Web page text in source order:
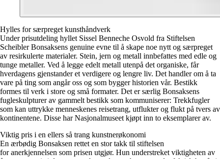
Hylles for særpreget kunsthåndverk
Under prisutdeling hyllet Sissel Benneche Osvold fra Stiftelsen
Scheibler Bonsaksens genuine evne til å skape noe nytt og særpreget
av resirkulerte materialer. Stein, jern og metall innbefattes med edle og
tunge metaller. Ved å legge edelt metall utenpå det organiske, får
hverdagens gjenstander et verdigere og lengre liv. Det handler om å ta
vare på ting som angår oss og som bygger historien vår. Bestikk
formes til verk i store og små formater. Det er særlig Bonsaksens
fugleskulpturer av gammelt bestikk som kommuniserer: Trekkfugler
som kan uttrykke menneskenes reisetrang, utflukter og flukt på tvers av
kontinentene. Disse har Nasjonalmuseet kjøpt inn to eksemplarer av.
Viktig pris i en ellers så trang kunstnerøkonomi
En ærbødig Bonsaksen rettet en stor takk til stiftelsen
for anerkjennelsen som prisen utgjør. Hun understreket viktigheten av